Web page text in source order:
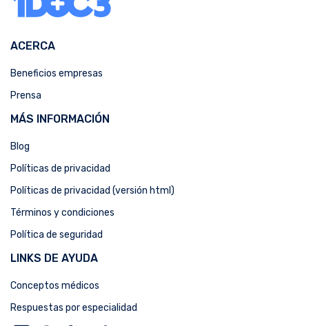
ACERCA
Beneficios empresas
Prensa
MÁS INFORMACIÓN
Blog
Políticas de privacidad
Políticas de privacidad (versión html)
Términos y condiciones
Política de seguridad
LINKS DE AYUDA
Conceptos médicos
Respuestas por especialidad